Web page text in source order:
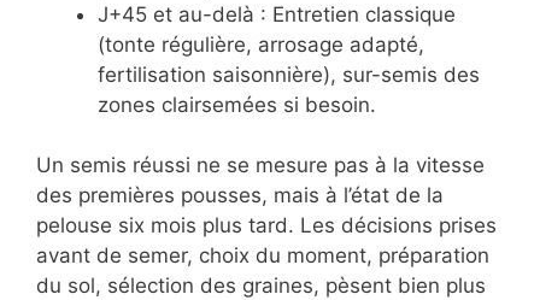
J+45 et au-delà : Entretien classique
(tonte régulière, arrosage adapté,
fertilisation saisonnière), sur-semis des
zones clairsemées si besoin.
Un semis réussi ne se mesure pas à la vitesse
des premières pousses, mais à l’état de la
pelouse six mois plus tard. Les décisions prises
avant de semer, choix du moment, préparation
du sol, sélection des graines, pèsent bien plus